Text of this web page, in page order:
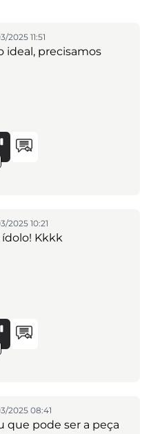
11:51
ideal, precisamos
2025 10:21
ídolo! Kkkk
2025 08:41
que pode ser a peça